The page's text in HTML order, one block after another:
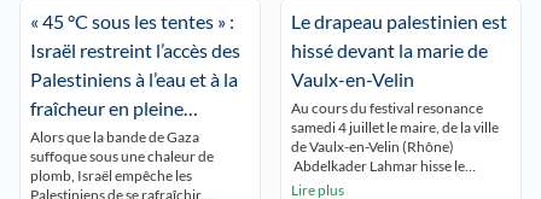
« 45 °C sous les tentes » :
Israël restreint l’accès des
Palestiniens à l’eau et à la
fraîcheur en pleine
canicule
Alors que la bande de Gaza
suffoque sous une chaleur de
plomb, Israël empêche les
Palestiniens de se rafraîchir.
Le drapeau palestinien est
hissé devant la marie de
Vaulx-en-Velin
Au cours du festival resonance
samedi 4 juillet le maire, de la ville
de Vaulx-en-Velin (Rhône)
Abdelkader Lahmar hisse le
drapeau palestinien , avec «pour
Lire plus